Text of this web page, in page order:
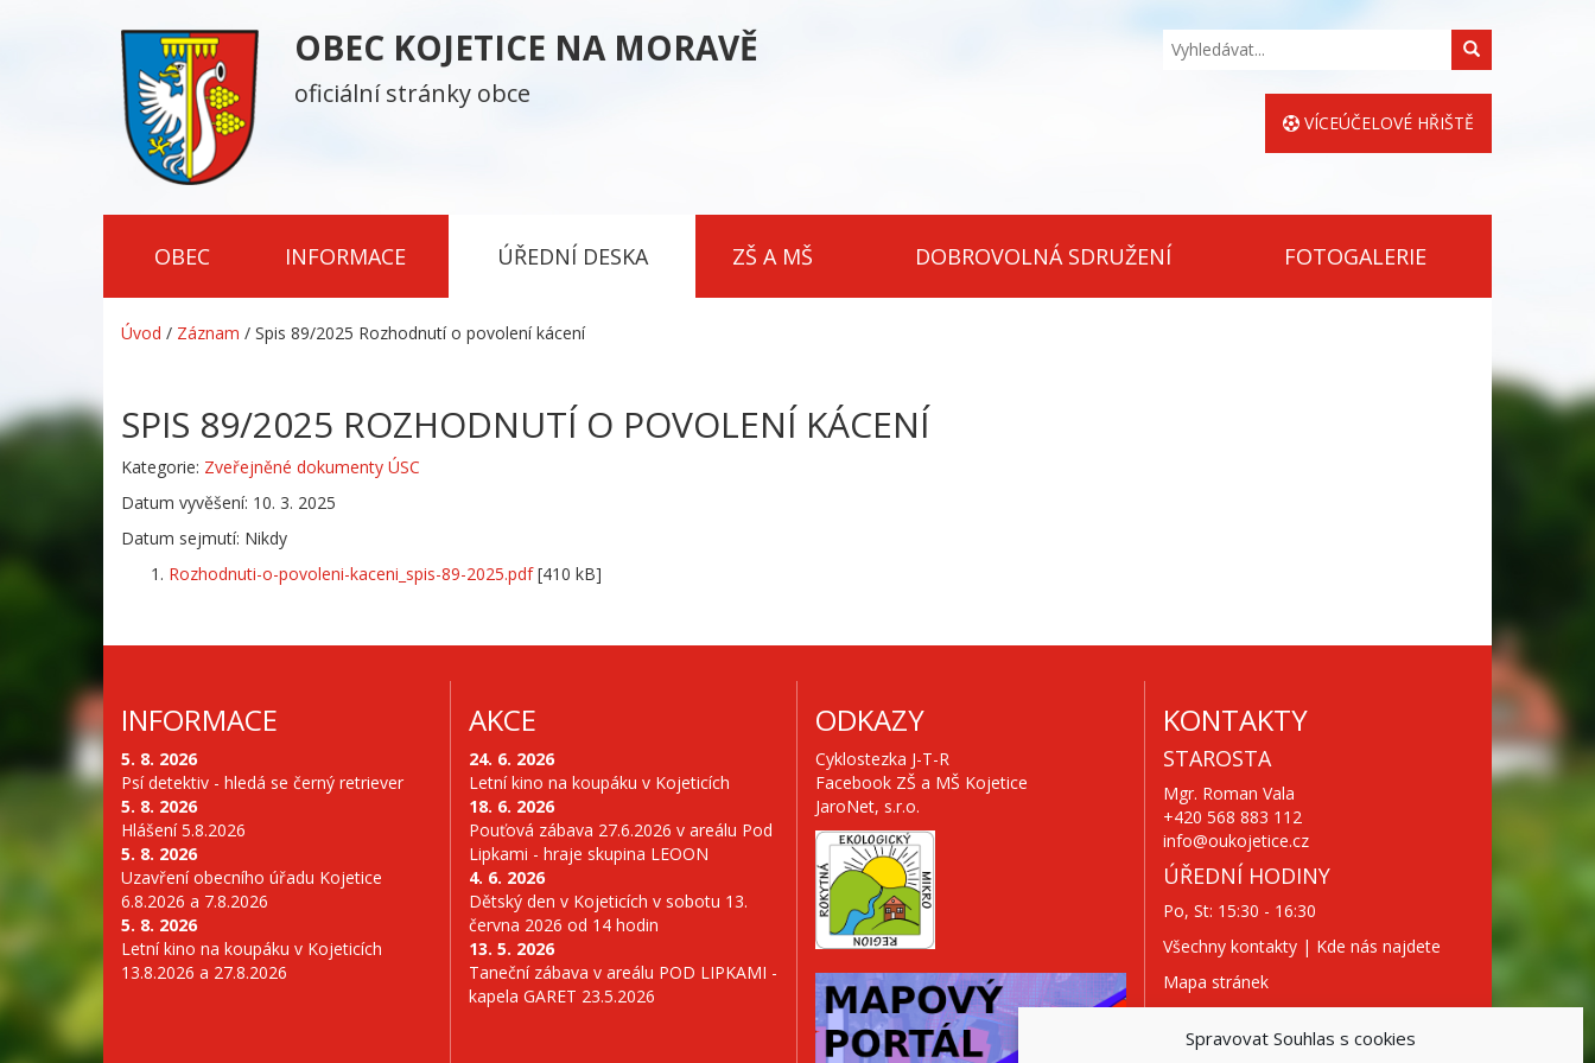
Spravovat Souhlas s cookies
OBEC KOJETICE NA MORAVĚ
oficiální stránky obce
Hledat
VÍCEÚČELOVÉ HŘIŠTĚ
OBEC INFORMACE ÚŘEDNÍ DESKA ZŠ A MŠ DOBROVOLNÁ SDRUŽENÍ FOTOGALERIE
Úvod / Záznam / Spis 89/2025 Rozhodnutí o povolení kácení
SPIS 89/2025 ROZHODNUTÍ O POVOLENÍ KÁCENÍ
Kategorie: Zveřejněné dokumenty ÚSC
Datum vyvěšení: 10. 3. 2025
Datum sejmutí: Nikdy
Rozhodnuti-o-povoleni-kaceni_spis-89-2025.pdf[410 kB]
INFORMACE
5. 8. 2026
Psí detektiv - hledá se černý retriever
5. 8. 2026
Hlášení 5.8.2026
5. 8. 2026
Uzavření obecního úřadu Kojetice
6.8.2026 a 7.8.2026
5. 8. 2026
Letní kino na koupáku v Kojeticích
13.8.2026 a 27.8.2026
AKCE
24. 6. 2026
Letní kino na koupáku v Kojeticích
18. 6. 2026
Pouťová zábava 27.6.2026 v areálu Pod
Lipkami - hraje skupina LEOON
4. 6. 2026
Dětský den v Kojeticích v sobotu 13.
června 2026 od 14 hodin
13. 5. 2026
Taneční zábava v areálu POD LIPKAMI -
kapela GARET 23.5.2026
ODKAZY
Cyklostezka J-T-R
Facebook ZŠ a MŠ Kojetice
JaroNet, s.r.o.
KONTAKTY
STAROSTA
Mgr. Roman Vala
+420 568 883 112
info@oukojetice.cz
ÚŘEDNÍ HODINY
Po, St: 15:30 - 16:30
Všechny kontakty | Kde nás najdete
Mapa stránek